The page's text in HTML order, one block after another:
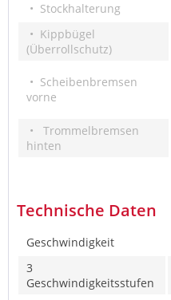
• Stockhalterung
• Kippbügel
(Überrollschutz)
• Scheibenbremsen
vorne
• Trommelbremsen
hinten
Technische Daten
Geschwindigkeit
3
Geschwindigkeitsstufen